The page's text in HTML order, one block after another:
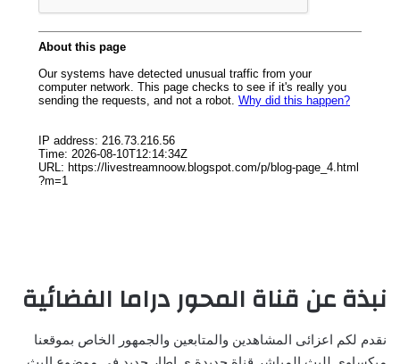
نبذة عن قناة المحور دراما الفضائية
نقدم لكم اعزائى المشاهدين والمتابعين والجمهور الخاص بموقعنا